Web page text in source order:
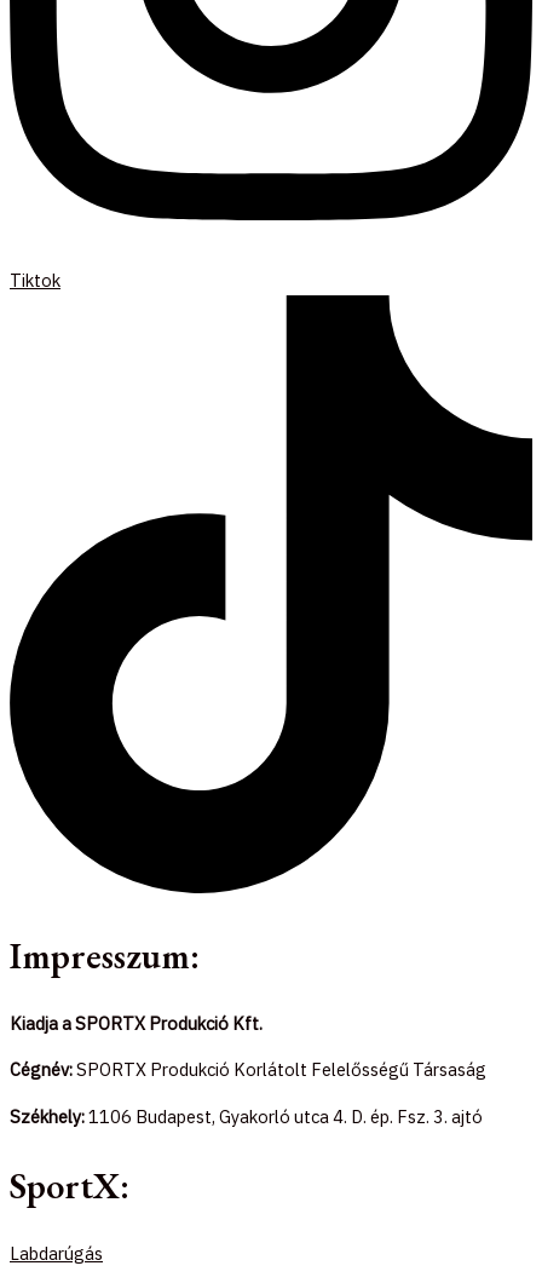
Tiktok
Impresszum:
Kiadja a SPORTX Produkció Kft.
Cégnév:SPORTX Produkció Korlátolt Felelősségű Társaság
Székhely:1106 Budapest, Gyakorló utca 4. D. ép. Fsz. 3. ajtó
SportX:
Labdarúgás